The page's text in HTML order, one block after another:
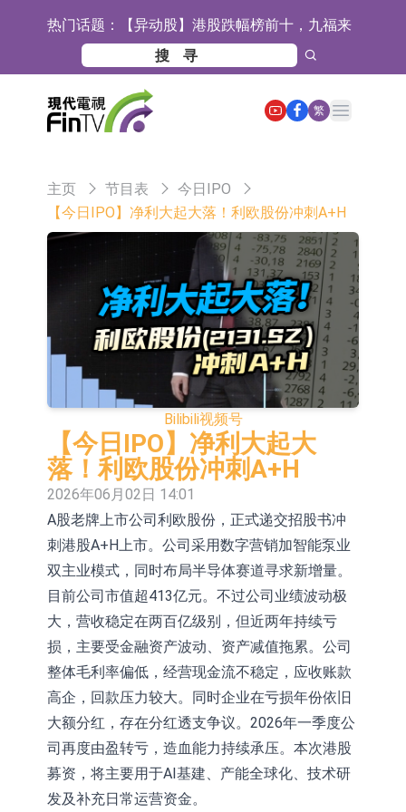
热门话题： 【异动股】港股跌幅榜前十，九福来
(08611.HK)跌21.43%，天瑞汽车内饰
(06162.HK)跌18.44%
【异动股】港股涨幅榜前十，佳明集
团控股(01271.HK)涨+78.22%，拿森
科技(02261.HK)涨+64.11%
斯迪克：公司为国内折叠屏核心功能
材料供应商
恒瑞医药：公司已在中国获批上市26
目标客户的测试认证
上期所：7月份对11个实际控制关系
账户组采取限制开仓的监管措施
特发服务：成功中标哔哩哔哩上海滨
江总部物业服务项目
亚太股份：公司是零跑汽车和
Stellantis集团的供应商
理工雷科面向边缘AI场景推出"山
海"系列智算模组 系列产品基于国产
CPU与GPU构建
【异动股】医疗研发外包板块拉升，
博腾股份(300363.CN)涨20.02%
日韩股市收盘双双下跌
依米康：海外交付以东南亚、中东市
场为主 并已取得欧美相关认证
上交所：财通多策略福鑫定期开放灵
活配置混合型发起式证券投资基金临
时停牌
上交所：景顺长城全球半导体芯片产
业股票型证券投资基金临时停牌
【异动股】港股跌幅榜前十，卡森国
际(00496.HK)跌22.40%，九福来
(08611.HK)跌21.01%
【异动股】港股涨幅榜前十，拿森科
技(02261.HK)涨+75.05%，辰兴发展
(02286.HK)涨+64.91%
神火股份：新疆神火铝水转化率已
100%
【异动股】焦炭Ⅲ板块下挫，陕西黑
猫(601015.CN)跌8.38%
浙江证监局对财通证券股份有限公司
采取出具警示函措施
山金国际：港股上市工作正常推进中
繁
Open main menu
主页 节目表
今日IPO
【今日IPO】净利大起大落！利欧股份冲刺A+H
Bilibili视频号
【今日IPO】净利大起大
落！利欧股份冲刺A+H
2026年06月02日 14:01
A股老牌上市公司利欧股份，正式递交招股书冲
刺港股A+H上市。公司采用数字营销加智能泵业
双主业模式，同时布局半导体赛道寻求新增量。
目前公司市值超413亿元。不过公司业绩波动极
大，营收稳定在两百亿级别，但近两年持续亏
损，主要受金融资产波动、资产减值拖累。公司
整体毛利率偏低，经营现金流不稳定，应收账款
高企，回款压力较大。同时企业在亏损年份依旧
大额分红，存在分红透支争议。2026年一季度公
司再度由盈转亏，造血能力持续承压。本次港股
募资，将主要用于AI基建、产能全球化、技术研
发及补充日常运营资金。